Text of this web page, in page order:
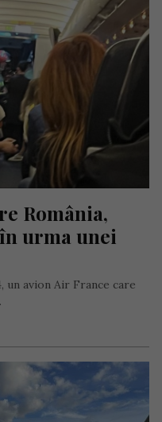
România,
urma unei
un avion Air France care